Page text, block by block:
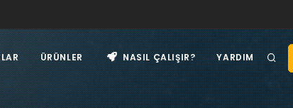
ÜRÜNLER NASIL ÇALIŞIR? YARDIM